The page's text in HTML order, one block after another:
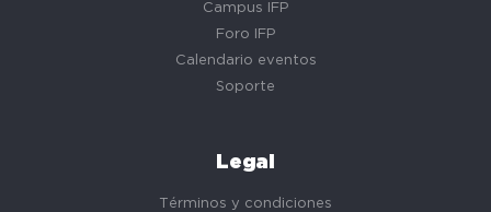
Campus IFP
Foro IFP
Calendario eventos
Soporte
Legal
Términos y condiciones